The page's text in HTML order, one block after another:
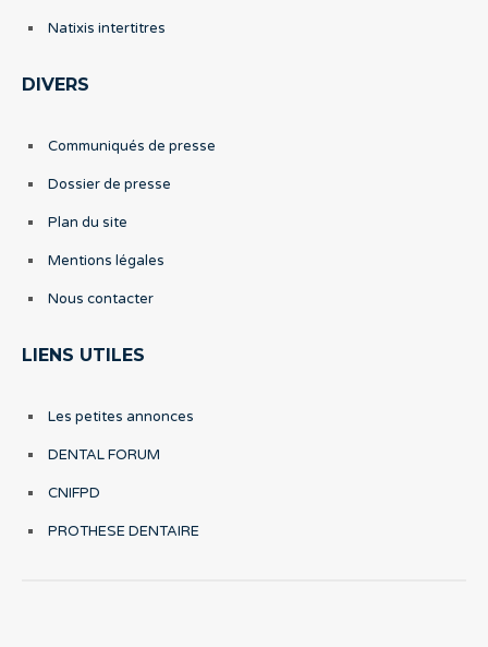
Natixis intertitres
DIVERS
Communiqués de presse
Dossier de presse
Plan du site
Mentions légales
Nous contacter
LIENS UTILES
Les petites annonces
DENTAL FORUM
CNIFPD
PROTHESE DENTAIRE